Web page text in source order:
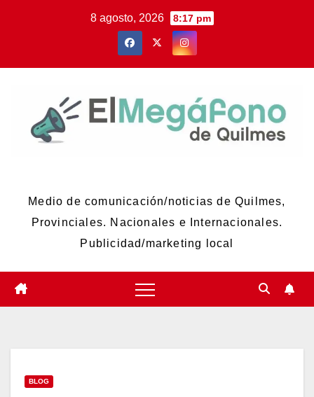
8 agosto, 2026 8:17 pm
Medio de comunicación/noticias de Quilmes,
Provinciales. Nacionales e Internacionales.
Publicidad/marketing local
BLOG